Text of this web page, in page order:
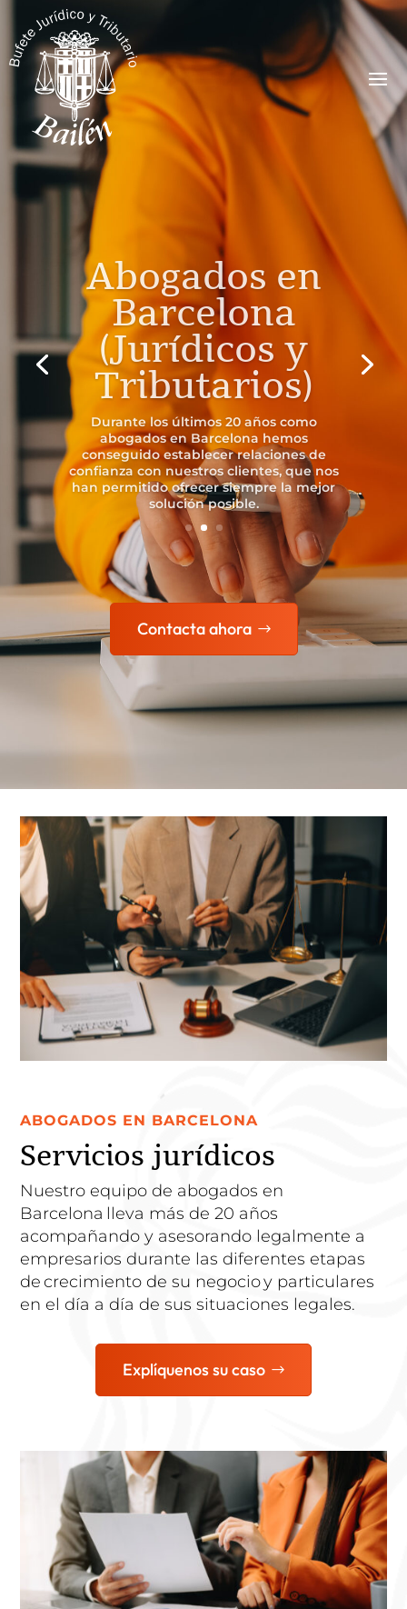
Contacta ahora
ABOGADOS EN BARCELONA
Servicios jurídicos
Nuestro equipo de abogados en
Barcelona lleva más de 20 años
acompañando y asesorando legalmente a
empresarios durante las diferentes etapas
de crecimiento de su negocio y particulares
en el día a día de sus situaciones legales.
Explíquenos su caso